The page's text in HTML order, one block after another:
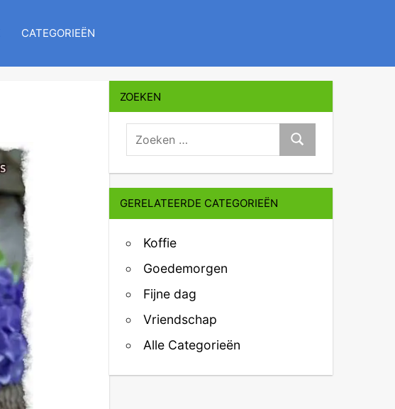
CATEGORIEËN
ZOEKEN
zoeken:
Zoeken
GERELATEERDE CATEGORIEËN
Koffie
Goedemorgen
Fijne dag
Vriendschap
Alle Categorieën